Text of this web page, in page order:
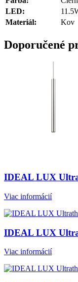
LED:
Materiál:
Kov
Doporučené
IDEAL LUX
Viac informácií
IDEAL LUX
Viac informácií